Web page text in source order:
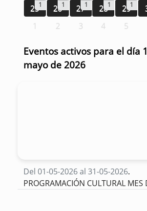
251 261 271 281 291
1 2 3 4 5
Eventos activos para el día
mayo de 2026
Del 01-05-2026 al 31-05-2026.
PROGRAMACIÓN CULTURAL MES